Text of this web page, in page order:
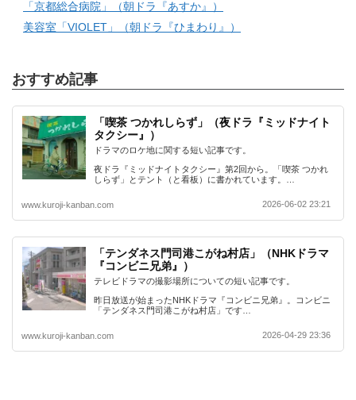
「京都総合病院」（朝ドラ『あすか』）
美容室「VIOLET」（朝ドラ『ひまわり』）
おすすめ記事
「喫茶 つかれしらず」（夜ドラ『ミッドナイト
タクシー』）
ドラマのロケ地に関する短い記事です。
夜ドラ『ミッドナイトタクシー』第2回から。「喫茶 つかれ
しらず」とテント（と看板）に書かれています。…
www.kuroji-kanban.com 2026-06-02 23:21
「テンダネス門司港こがね村店」（NHKドラマ
『コンビニ兄弟』）
テレビドラマの撮影場所についての短い記事です。
昨日放送が始まったNHKドラマ『コンビニ兄弟』。コンビニ
「テンダネス門司港こがね村店」です…
www.kuroji-kanban.com 2026-04-29 23:36